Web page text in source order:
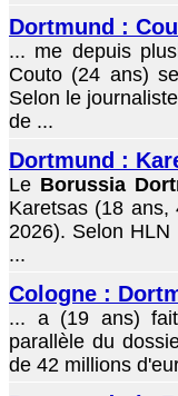
Dortmund :
... me depuis
Couto (24 ans)
Selon le
de ...
Dortmund :
Le Borussia
Karetsas (18
2026). Selon
...
Cologne :
... a (19 ans)
parallèle du
de 42 millions